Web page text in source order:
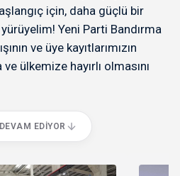
için, daha güçlü bir
Yeni Parti Bandırma
ve üye kayıtlarımızın
ülkemize hayırlı olmasını
EDIYOR